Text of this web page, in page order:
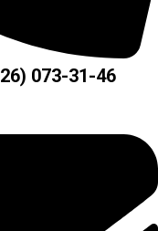
073-31-46